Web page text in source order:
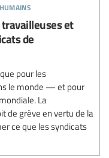
et
de
pour les
le monde — et pour
La
de grève en vertu de la
ce que les syndicats